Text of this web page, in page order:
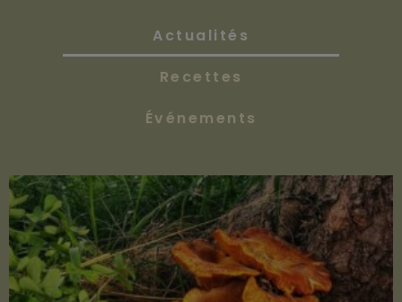
Actualités
Recettes
Événements